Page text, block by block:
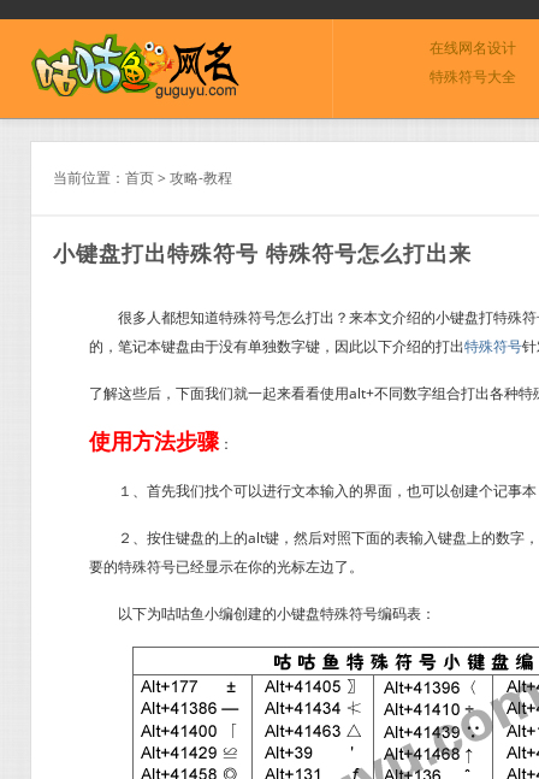
在线网名设计
特殊符号大全
当前位置： 首页> 攻略-教程
小键盘打出特殊符号 特殊符号怎么打出来
很多人都想知道特殊符号怎么打出？来本文介绍的小键盘打特殊
的，笔记本键盘由于没有单独数字键，因此以下介绍的打出特殊符号
了解这些后，下面我们就一起来看看使用alt+不同数字组合打出各种特
使用方法步骤：
１、首先我们找个可以进行文本输入的界面，也可以创建个记事本
２、按住键盘的上的alt键，然后对照下面的表输入键盘上的数字
要的特殊符号已经显示在你的光标左边了。
以下为咕咕鱼小编创建的小键盘特殊符号编码表：